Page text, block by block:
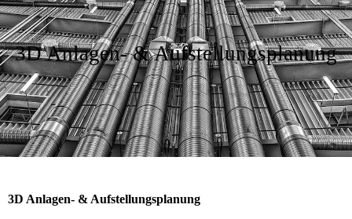
3D Anlagen- & Aufstellungsplanung
3D Anlagen- & Aufstellungsplanung